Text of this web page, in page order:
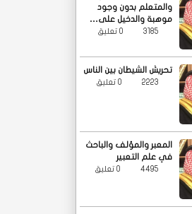
والمتعلم بدون وجود
موهبة والدخيل على…
تحريش الشيطان بين الناس
المعبر والمؤلف والباحث
في علم التعبير